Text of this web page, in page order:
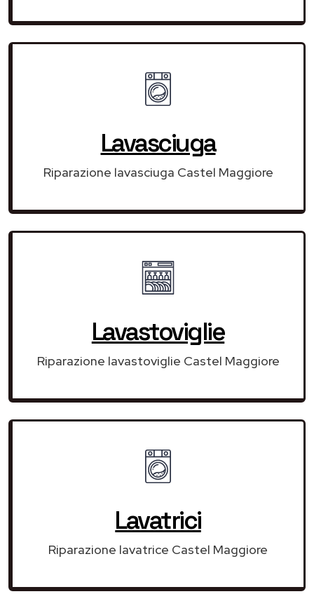
Lavasciuga
Riparazione lavasciuga Castel Maggiore
Lavastoviglie
Riparazione lavastoviglie Castel Maggiore
Lavatrici
Riparazione lavatrice Castel Maggiore